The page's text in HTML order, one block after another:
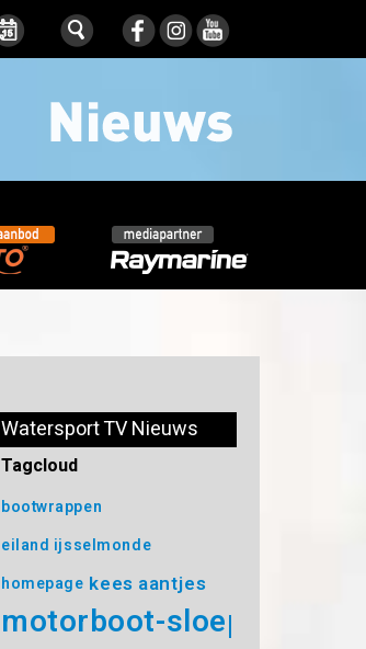
Watersport TV Nieuws
Tagcloud
bootwrappen
eiland ijsselmonde
homepage kees aantjes
motorboot-sloep